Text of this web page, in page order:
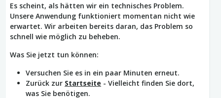
Es scheint, als hätten wir ein technisches Problem.
Unsere Anwendung funktioniert momentan nicht wie
erwartet. Wir arbeiten bereits daran, das Problem so
schnell wie möglich zu beheben.
Was Sie jetzt tun können:
Versuchen Sie es in ein paar Minuten erneut.
Zurück zur Startseite - Vielleicht finden Sie dort,
was Sie benötigen.